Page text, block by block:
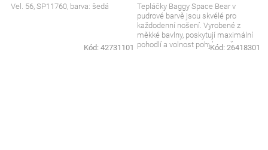
Vel. 56, SP11760, barva: šedá
Kód: 42731101
Tepláčky Baggy Space Bear v
pudrové barvě jsou skvélé pro
každodenní nošení. Vyrobené z
měkké bavlny, poskytují maximální
pohodlí a volnost pohybu vašemu
Kód: 26418301